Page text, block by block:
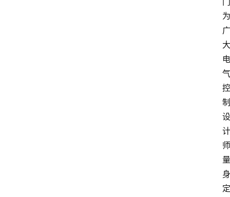
为
广
大
电
气
控
制
设
计
师
量
身
定